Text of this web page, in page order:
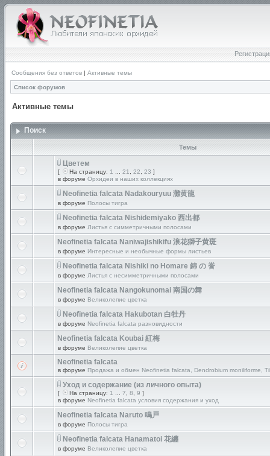
Сообщения без ответов | Активные темы
Список форумов
Активные темы
Поиск
Темы
Цветем
[ На страницу: 1 21 22 23 ]
в форуме Орхидеи в наших коллекциях
Neofinetia falcata Nadakouryuu 灘黄龍
в форуме Полосы тигра
Neofinetia falcata Nishidemiyako 西出都
в форуме Листья с симметричными полосами
Neofinetia falcata Naniwajishikifu 浪花獅子黄斑
в форуме Интересные и необычные формы листьев
Neofinetia falcata Nishiki no Homare 錦 の 誉
в форуме Листья с несимметричными полосами
Neofinetia falcata Nangokunomai 南国の舞
в форуме Великолепие цветка
Neofinetia falcata Hakubotan 白牡丹
в форуме Neofinetia falcata разновидности
Neofinetia falcata Koubai 紅梅
в форуме Великолепие цветка
Neofinetia falcata
в форуме Продажа и обмен Neofinetia falcata, Dendrobium moniliforme,
Уход и содержание (из личного опыта)
[ На страницу: 1 7 8 9 ]
в форуме Neofinetia falcata условия содержания и уход
Neofinetia falcata Naruto 鳴戸
в форуме Полосы тигра
Neofinetia falcata Hanamatoi 花纏
в форуме Великолепие цветка